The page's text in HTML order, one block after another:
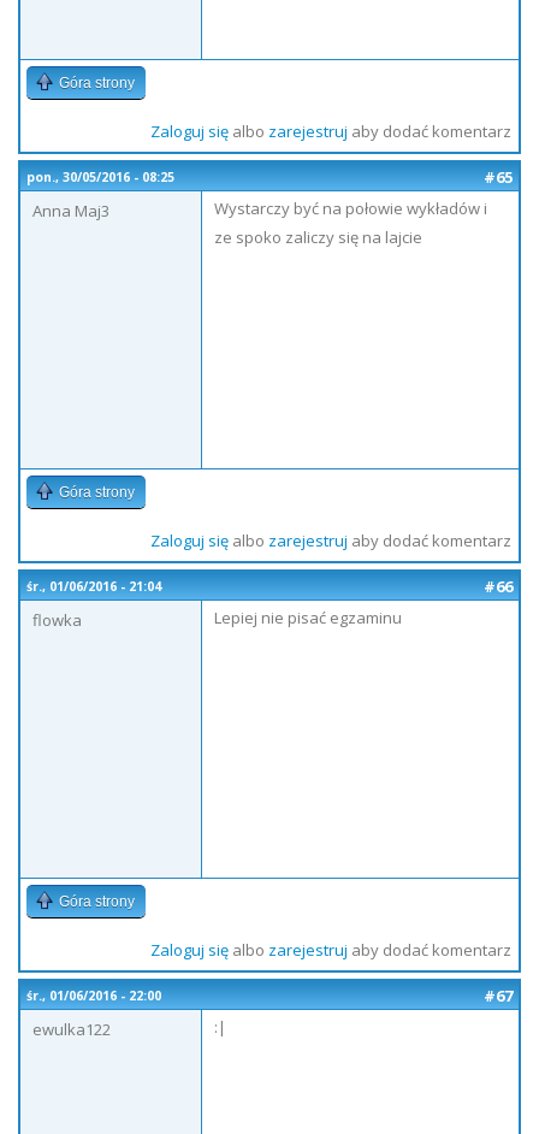
Góra strony
Zaloguj sięalbo zarejestruj aby dodać komentarz
pon., 30/05/2016 - 08:25
#65
Anna Maj3
Wystarczy być na połowie wykładów i
ze spoko zaliczy się na lajcie
Góra strony
Zaloguj sięalbo zarejestruj aby dodać komentarz
śr., 01/06/2016 - 21:04
#66
flowka
Lepiej nie pisać egzaminu
Góra strony
Zaloguj sięalbo zarejestruj aby dodać komentarz
śr., 01/06/2016 - 22:00
#67
ewulka122
:|